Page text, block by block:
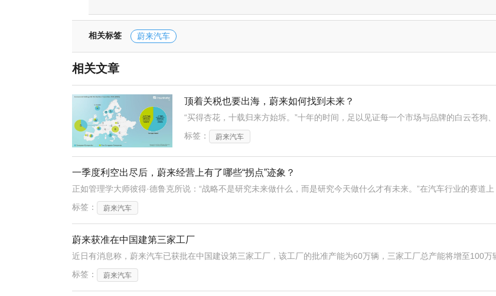
相关标签 蔚来汽车
相关文章
顶着关税也要出海，蔚来如何找到未来？
标签：
蔚来汽车
一季度利空出尽后，蔚来经营上有了哪些“拐点”迹象？
标签：
蔚来汽车
蔚来获准在中国建第三家工厂
标签：
蔚来汽车